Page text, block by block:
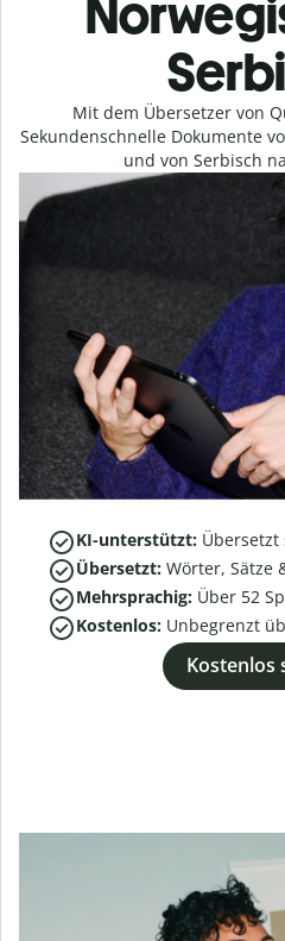
Mit dem Übersetzer von
Sekundenschnelle Dokumente
und von Serbisch
KI-unterstützt:
Übersetzt: Wörter, Sätze
Mehrsprachig: Über 52
Kostenlos: Unbegrenzt
Kostenlos